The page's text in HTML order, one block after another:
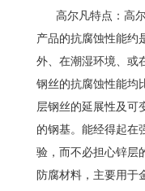
高尔凡特点：高尔
产品的抗腐蚀性能约
外、在潮湿环境、或
钢丝的抗腐蚀性能均
层钢丝的延展性及可
的钢基。能经得起在
验，而不必担心锌层
防腐材料，主要用于